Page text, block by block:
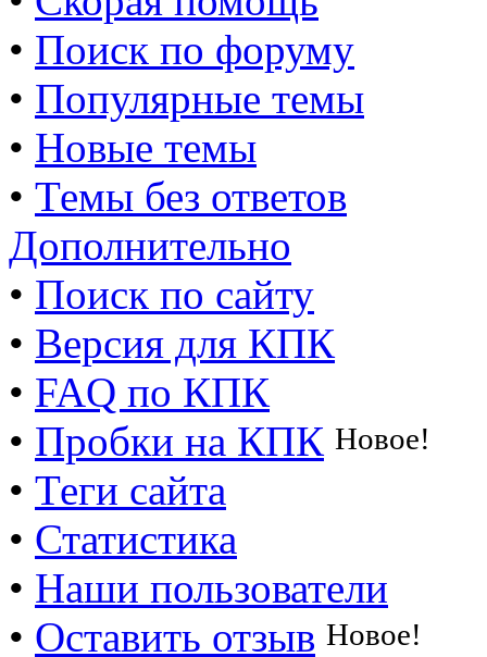
• Поиск по форуму
• Популярные темы
• Новые темы
• Темы без ответов
Дополнительно
• Поиск по сайту
• Версия для КПК
• FAQ по КПК
• Пробки на КПК Новое!
• Теги сайта
• Статистика
• Наши пользователи
• Оставить отзыв Новое!